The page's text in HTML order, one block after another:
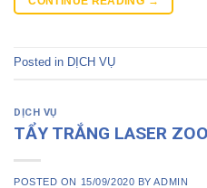
Posted in DỊCH VỤ
DỊCH VỤ
TẨY TRẮNG LASER
POSTED ON 15/09/2020 BYADMIN